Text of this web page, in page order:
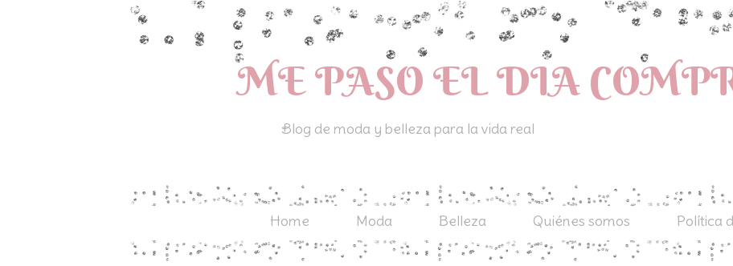
ME PASO EL DIA
Blog de moda y belleza para la vida real
Home Moda Belleza Quiénes somos Política